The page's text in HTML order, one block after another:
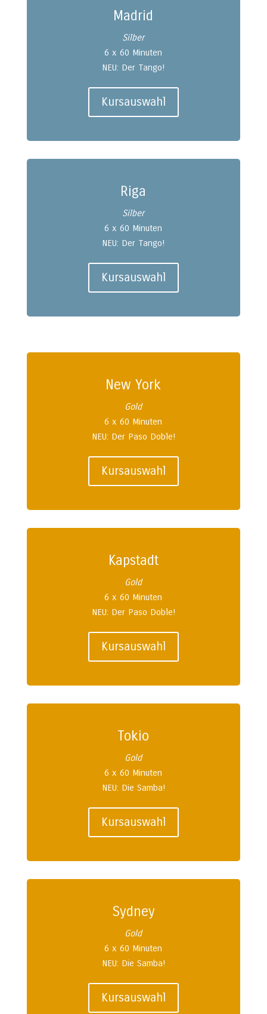
Madrid
Silber
6 x 60 Minuten
NEU: Der Tango!
Kursauswahl
Riga
Silber
6 x 60 Minuten
NEU: Der Tango!
Kursauswahl
New York
Gold
6 x 60 Minuten
NEU: Der Paso Doble!
Kursauswahl
Kapstadt
Gold
6 x 60 Minuten
NEU: Der Paso Doble!
Kursauswahl
Tokio
Gold
6 x 60 Minuten
NEU: Die Samba!
Kursauswahl
Sydney
Gold
6 x 60 Minuten
NEU: Die Samba!
Kursauswahl